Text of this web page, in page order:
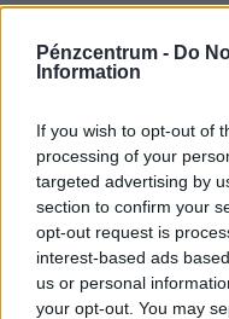
Pénzcentrum - Do
Information
If you wish to opt-out of
processing of your
targeted advertising by
section to confirm your
opt-out request is
interest-based ads
us or personal
your opt-out. You may
foglalkoztatottság
pedig nem emelkedik